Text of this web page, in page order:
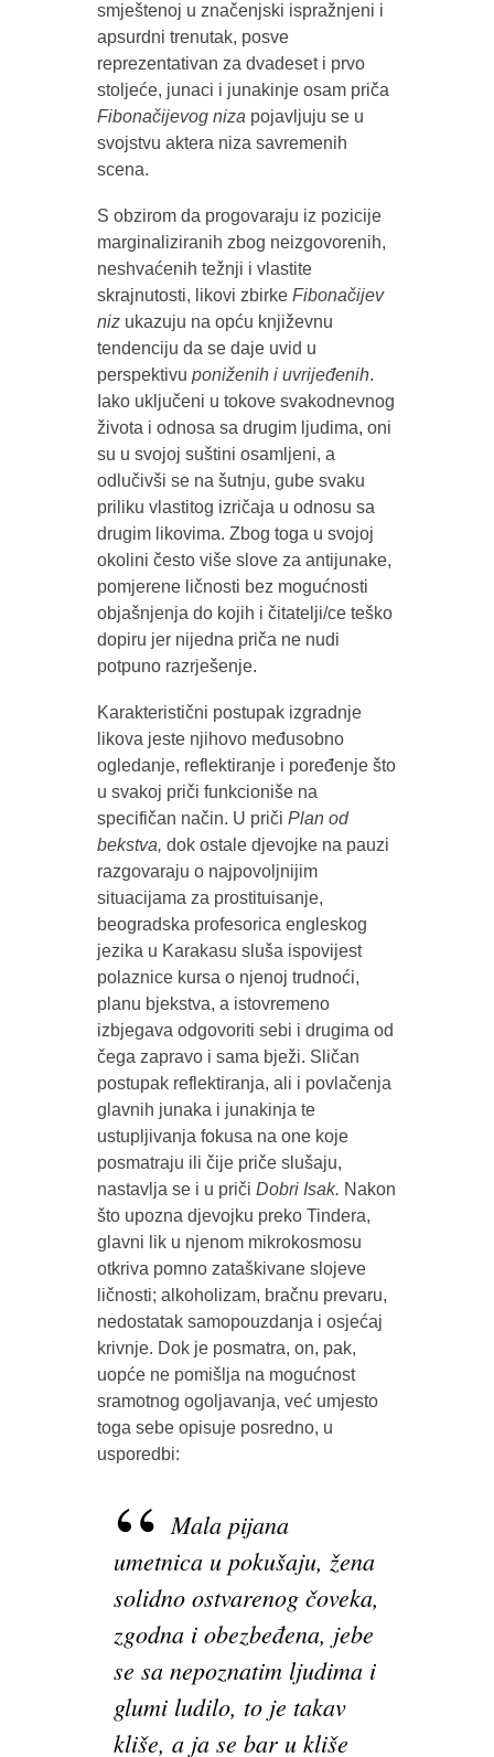
smještenoj u značenjski ispražnjeni i
apsurdni trenutak, posve
reprezentativan za dvadeset i prvo
stoljeće, junaci i junakinje osam priča
Fibonačijevog niza pojavljuju se u
svojstvu aktera niza savremenih
scena.
S obzirom da progovaraju iz pozicije
marginaliziranih zbog neizgovorenih,
neshvaćenih težnji i vlastite
skrajnutosti, likovi zbirke Fibonačijev
nizukazuju na opću književnu
tendenciju da se daje uvid u
perspektivu poniženih i uvrijeđenih.
Iako uključeni u tokove svakodnevnog
života i odnosa sa drugim ljudima, oni
su u svojoj suštini osamljeni, a
odlučivši se na šutnju, gube svaku
priliku vlastitog izričaja u odnosu sa
drugim likovima. Zbog toga u svojoj
okolini često više slove za antijunake,
pomjerene ličnosti bez mogućnosti
objašnjenja do kojih i čitatelji/ce teško
dopiru jer nijedna priča ne nudi
potpuno razrješenje.
Karakteristični postupak izgradnje
likova jeste njihovo međusobno
ogledanje, reflektiranje i poređenje što
u svakoj priči funkcioniše na
specifičan način. U priči Plan od
bekstva, dok ostale djevojke na pauzi
razgovaraju o najpovoljnijim
situacijama za prostituisanje,
beogradska profesorica engleskog
jezika u Karakasu sluša ispovijest
polaznice kursa o njenoj trudnoći,
planu bjekstva, a istovremeno
izbjegava odgovoriti sebi i drugima od
čega zapravo i sama bježi. Sličan
postupak reflektiranja, ali i povlačenja
glavnih junaka i junakinja te
ustupljivanja fokusa na one koje
posmatraju ili čije priče slušaju,
nastavlja se i u priči Dobri Isak. Nakon
što upozna djevojku preko Tindera,
glavni lik u njenom mikrokosmosu
otkriva pomno zataškivane slojeve
ličnosti; alkoholizam, bračnu prevaru,
nedostatak samopouzdanja i osjećaj
krivnje. Dok je posmatra, on, pak,
uopće ne pomišlja na mogućnost
sramotnog ogoljavanja, već umjesto
toga sebe opisuje posredno, u
usporedbi:
Mala pijana
umetnica u pokušaju, žena
solidno ostvarenog čoveka,
zgodna i obezbeđena, jebe
se sa nepoznatim ljudima i
glumi ludilo, to je takav
kliše, a ja se bar u kliše